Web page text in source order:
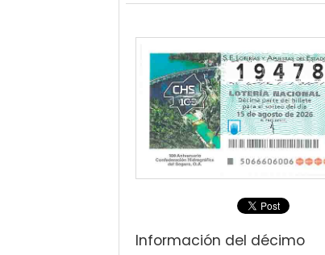
Información del décimo